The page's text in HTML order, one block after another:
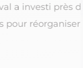
de 12
et